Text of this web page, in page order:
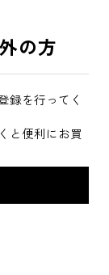
の方
録を行ってく
と便利にお買